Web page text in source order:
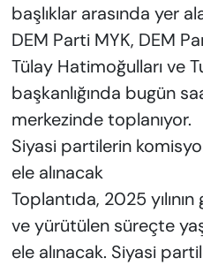
başlıklar arasında yer
DEM Parti MYK, DEM
Tülay Hatimoğulları ve
başkanlığında bugün
merkezinde toplanıyor.
Siyasi partilerin
ele alınacak
Toplantıda, 2025
ve yürütülen süreçte
ele alınacak. Siyasi